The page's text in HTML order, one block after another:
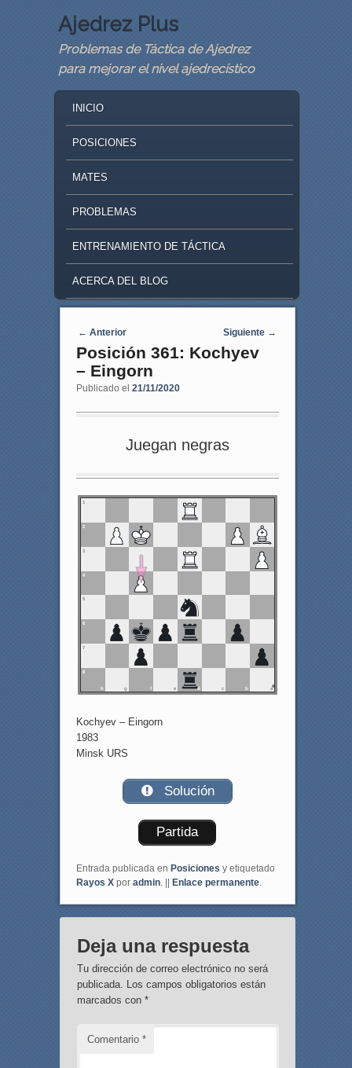
Ajedrez Plus
Problemas de Táctica de Ajedrez
para mejorar el nivel ajedrecístico
SKIP TO PRIMARY CONTENT
SKIP TO SECONDARY CONTENT
INICIO
POSICIONES
MATES
PROBLEMAS
ENTRENAMIENTO DE TÁCTICA
ACERCA DEL BLOG
Navegaci�n de entradas
← Anterior Siguiente →
Posición 361: Kochyev
– Eingorn
Publicado el 21/11/2020
Juegan negras
1
2
3
4
5
6
7
8
h g e d c b a
Kochyev – Eingorn
1983
Minsk URS
Solución
Partida
Entrada publicada en Posiciones y etiquetado
Rayos Xpor admin. || Enlace permanente.
Deja una respuesta
Tu dirección de correo electrónico no será
publicada. Los campos obligatorios están
marcados con *
Comentario *